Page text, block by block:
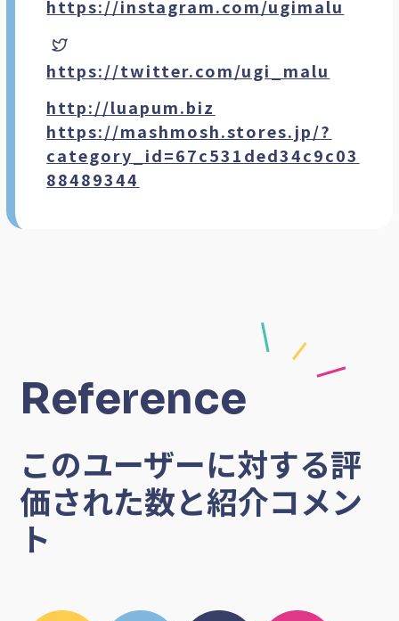
CAD Mac
https://instagram.com/ugimalu
https://twitter.com/ugi_malu
http://luapum.biz
https://mashmosh.stores.jp/?
category_id=67c531ded34c9c03
88489344
Reference
このユーザーに対する評
価された数と紹介コメン
ト